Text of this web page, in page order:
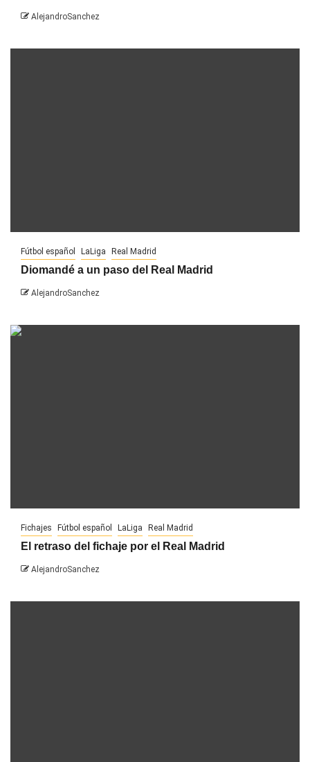
AlejandroSanchez
Fútbol español LaLiga Real Madrid
Diomandé a un paso del Real Madrid
AlejandroSanchez
Fichajes Fútbol español LaLiga Real Madrid
El retraso del fichaje por el Real Madrid
AlejandroSanchez